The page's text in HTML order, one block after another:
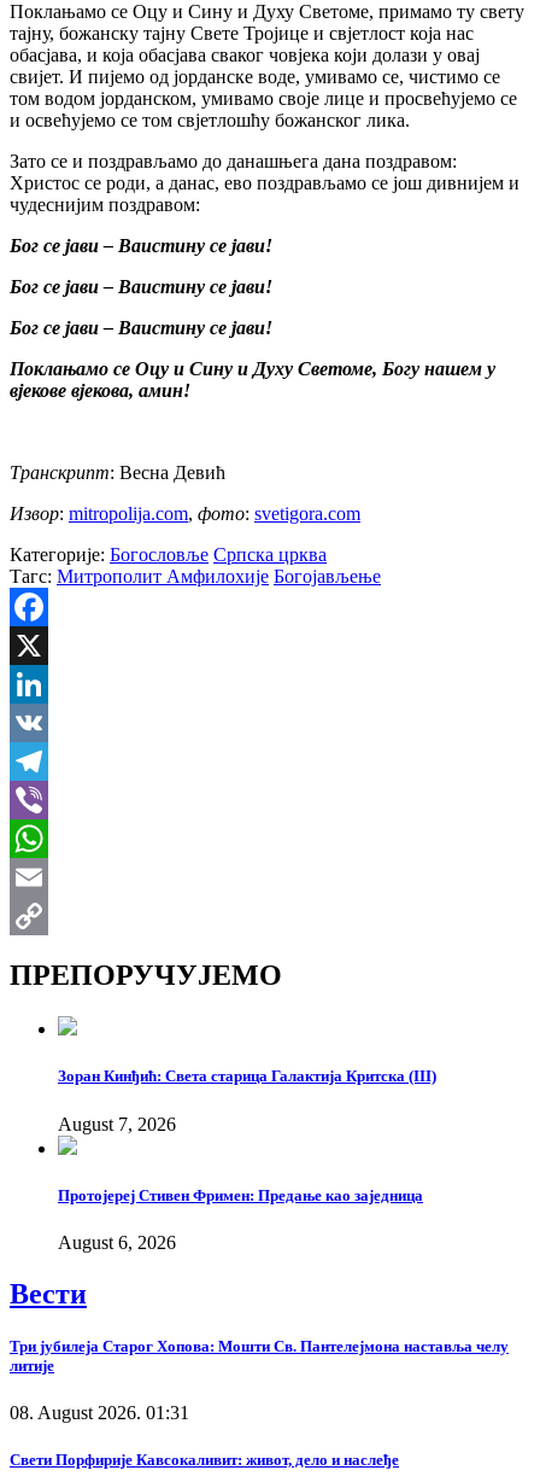
Поклањамо се Оцу и Сину и Духу Светоме, примамо ту свету
тајну, божанску тајну Свете Тројице и свјетлост која нас
обасјава, и која обасјава сваког човјека који долази у овај
свијет. И пијемо од јорданске воде, умивамо се, чистимо се
том водом јорданском, умивамо своје лице и просвећујемо се
и освећујемо се том свјетлошћу божанског лика.
Зато се и поздрављамо до данашњега дана поздравом:
Христос се роди, а данас, ево поздрављамо се још дивнијем и
чудеснијим поздравом:
Бог се јави – Ваистину се јави!
Бог се јави – Ваистину се јави!
Бог се јави – Ваистину се јави!
Поклањамо се Оцу и Сину и Духу Светоме, Богу нашем у
вјекове вјекова, амин!
Транскрипт: Весна Девић
Извор: mitropolija.com, фото: svetigora.com
Категорије: Богословље Српска црква
Тагс: Митрополит Амфилохије Богојављење
Facebook
X
LinkedIn
VK
Telegram
Viber
WhatsApp
Email
ПРЕПОРУЧУЈЕМО
Зоран Кинђић: Света старица Галактија Критска (III)
August 7, 2026
Протојереј Стивен Фримен: Предање као заједница
August 6, 2026
Вести
Три јубилеја Старог Хопова: Мошти Св. Пантелејмона наставља челу
литије
08. August 2026. 01:31
Свети Порфирије Кавсокаливит: живот, дело и наслеђе